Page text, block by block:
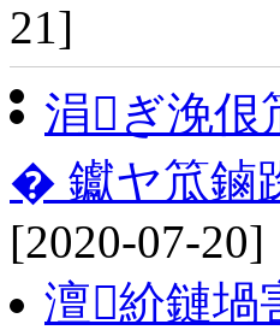
21]
涓ぎ浼佷
� 钀ヤ笟鏀
[2020-07-20]
澶紒鏈堝